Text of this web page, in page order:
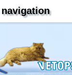
navigation